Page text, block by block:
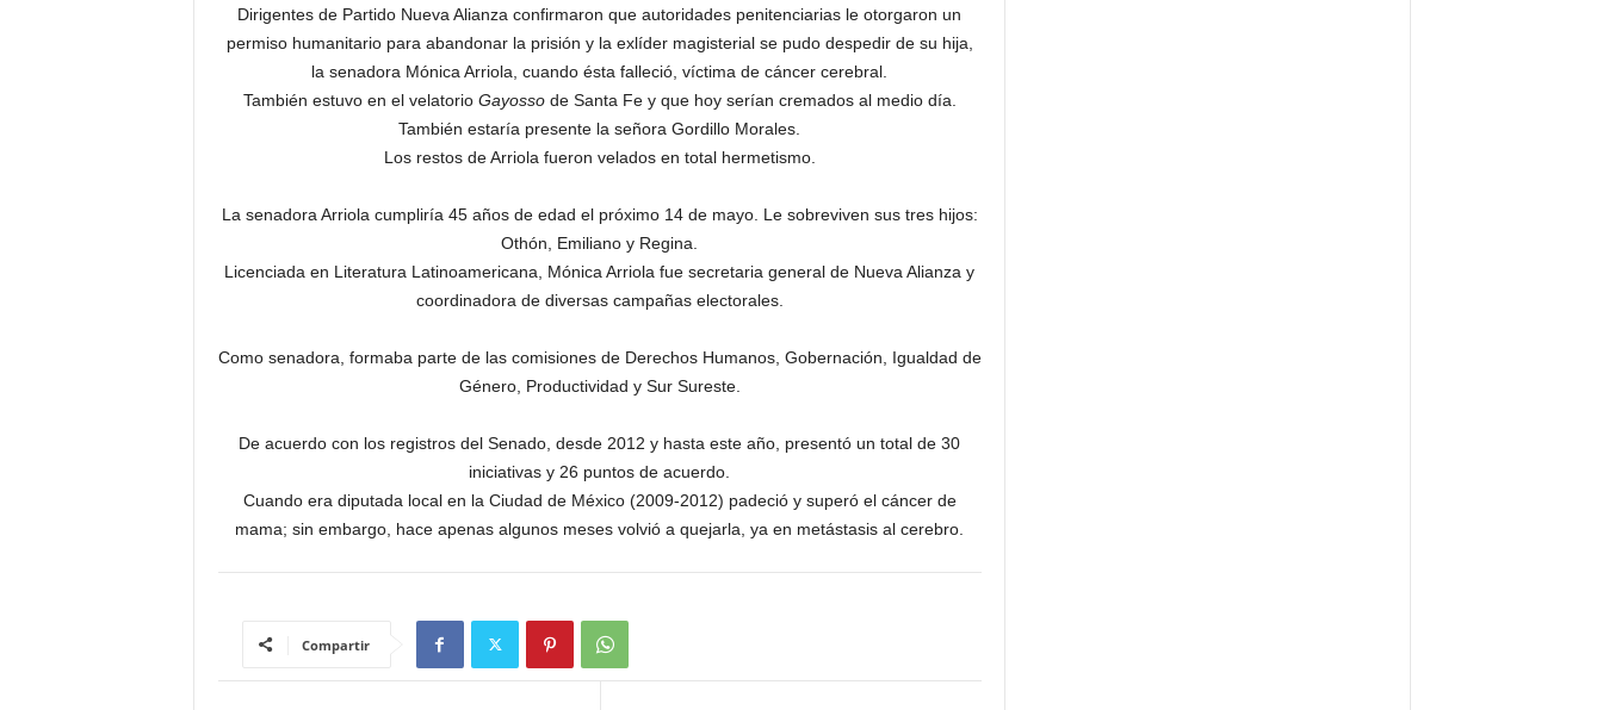
Dirigentes de Partido Nueva Alianza confirmaron que autoridades penitenciarias le otorgaron un
permiso humanitario para abandonar la prisión y la exlíder magisterial se pudo despedir de su hija,
la senadora Mónica Arriola, cuando ésta falleció, víctima de cáncer cerebral.
También estuvo en el velatorio Gayossode Santa Fe y que hoy serían cremados al medio día.
También estaría presente la señora Gordillo Morales.
Los restos de Arriola fueron velados en total hermetismo.
La senadora Arriola cumpliría 45 años de edad el próximo 14 de mayo. Le sobreviven sus tres hijos:
Othón, Emiliano y Regina.
Licenciada en Literatura Latinoamericana, Mónica Arriola fue secretaria general de Nueva Alianza y
coordinadora de diversas campañas electorales.
Como senadora, formaba parte de las comisiones de Derechos Humanos, Gobernación, Igualdad de
Género, Productividad y Sur Sureste.
De acuerdo con los registros del Senado, desde 2012 y hasta este año, presentó un total de 30
iniciativas y 26 puntos de acuerdo.
Cuando era diputada local en la Ciudad de México (2009-2012) padeció y superó el cáncer de
mama; sin embargo, hace apenas algunos meses volvió a quejarla, ya en metástasis al cerebro.
Compartir